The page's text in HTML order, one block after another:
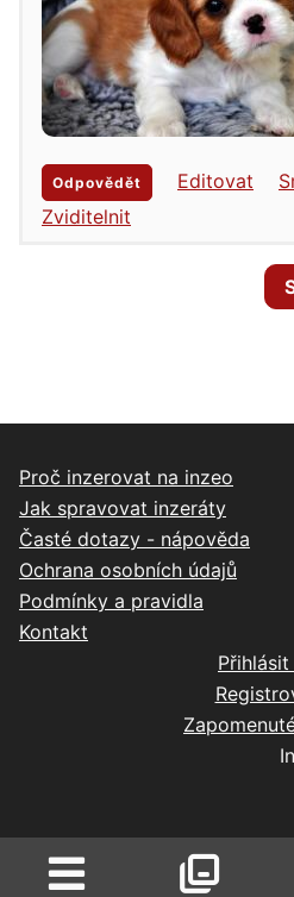
Odpovědět Editovat
Zviditelnit
Proč inzerovat na inzeo
Jak spravovat inzeráty
Časté dotazy - nápověda
Ochrana osobních údajů
Podmínky a pravidla
Kontakt
Přihlásit